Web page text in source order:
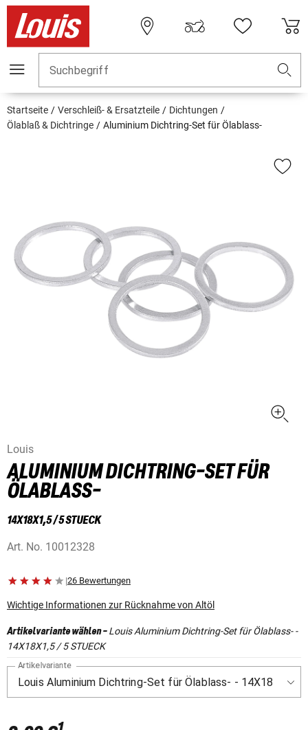
Suchbegriff
Startseite Verschleiß- & Ersatzteile
Dichtungen
Ölablaß & Dichtringe
Aluminium Dichtring-Set für Ölablass-
Louis
ALUMINIUM DICHTRING-SET FÜR
ÖLABLASS-
14X18X1,5 / 5 STUECK
Art. No. 10012328
|26 Bewertungen
Wichtige Informationen zur Rücknahme von Altöl
Artikelvariante wählen-Louis Aluminium Dichtring-Set für Ölablass- -
14X18X1,5 / 5 STUECK
Artikelvariante